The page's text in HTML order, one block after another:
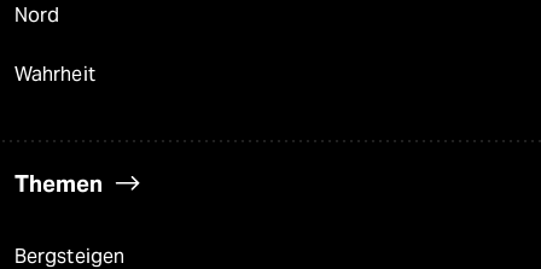
Nord
Wahrheit
Themen
Bergsteigen